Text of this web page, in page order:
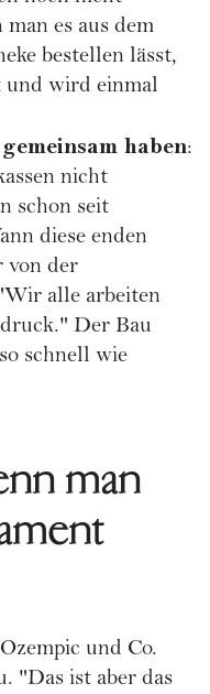
es aus dem
bestellen lässt,
und wird einmal
haben:
nicht
schon seit
diese enden
von der
alle arbeiten
Der Bau
schnell wie
man
und Co.
"Das ist aber das